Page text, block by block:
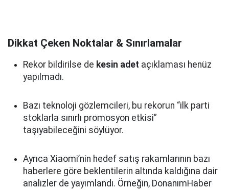
Dikkat Çeken Noktalar & Sınırlamalar
Rekor bildirilse de kesin adet açıklaması henüz
yapılmadı.
Bazı teknoloji gözlemcileri, bu rekorun “ilk parti
stoklarla sınırlı promosyon etkisi”
taşıyabileceğini söylüyor.
Ayrıca Xiaomi’nin hedef satış rakamlarının bazı
haberlere göre beklentilerin altında kaldığına dair
analizler de yayımlandı. Örneğin, DonanımHaber